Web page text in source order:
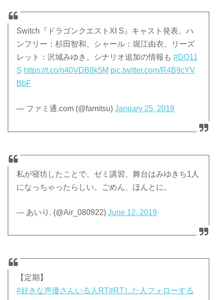
Switch『ドラゴンクエストXI S』キャスト発表。ハ
ンフリー：杉田智和、シャール：堀江由衣、リーズ
レット：沢城みゆき。シナリオ追加の情報も#DQ11
S https://t.co/n40VDB8k5M pic.twitter.com/R4B9cYV
BbF
— ファミ通.com (@famitsu)January 25, 2019
私が寝坊したことで、ゼミ講習、舞台はみゆきち1人
になっちゃったらしい。ごめん、ほんとに。
— あいり. (@Air_080922)June 12, 2019
【定期】
#好きな声優さんいる人RT#RTした人フォローする